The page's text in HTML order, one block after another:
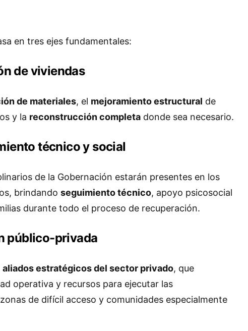
en tres ejes fundamentales:
de viviendas
de materiales, el mejoramiento estructural de
y la reconstrucción completa donde sea necesario.
técnico y social
de la Gobernación estarán presentes en los
brindando seguimiento técnico, apoyo psicosocial
durante todo el proceso de recuperación.
público-privada
aliados estratégicos del sector privado, que
operativa y recursos para ejecutar las
de difícil acceso y comunidades especialmente